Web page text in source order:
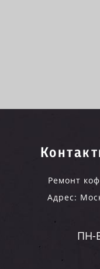
Ремонт
Адрес:
ПН-